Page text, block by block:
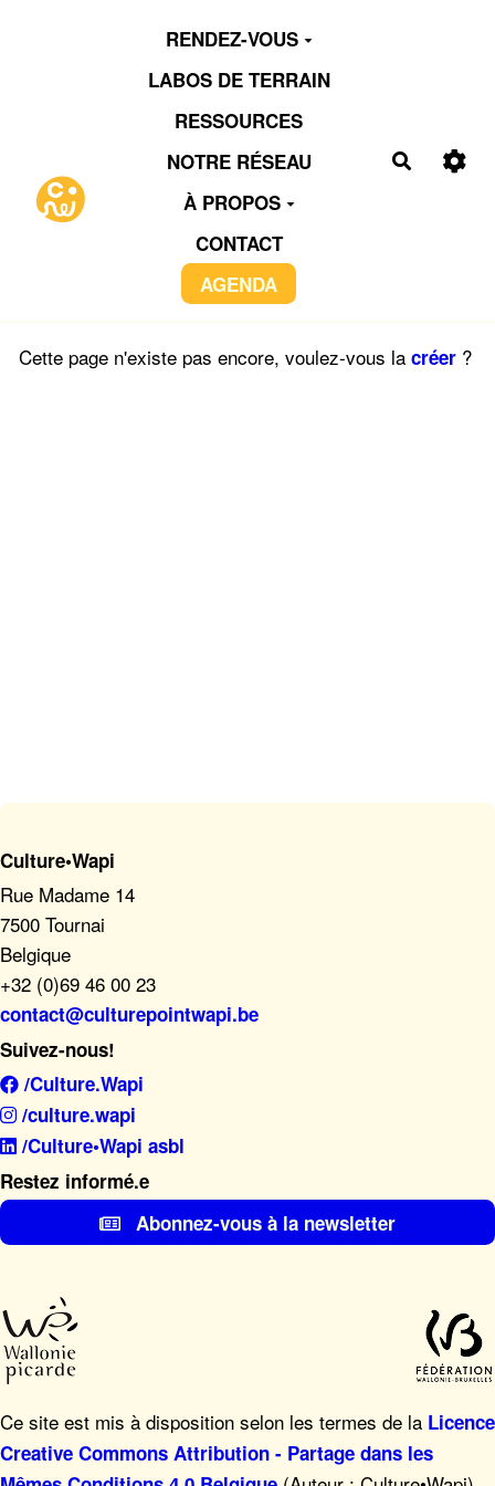
Aller au contenu principal
RENDEZ-VOUS
LABOS DE TERRAIN
RESSOURCES
NOTRE RÉSEAU
À PROPOS
CONTACT
AGENDA
Cette page n'existe pas encore, voulez-vous la créer ?
Culture•Wapi
Rue Madame 14
7500 Tournai
Belgique
+32 (0)69 46 00 23
contact@culturepointwapi.be
Suivez-nous!
/Culture.Wapi
/culture.wapi
/Culture•Wapi asbl
Restez informé.e
Abonnez-vous à la newsletter
Ce site est mis à disposition selon les termes de la Licence
Creative Commons Attribution - Partage dans les